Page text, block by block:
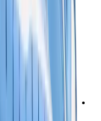
هيرميس